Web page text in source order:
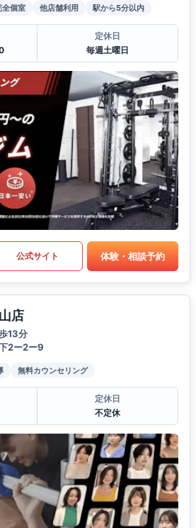
全個室 他店舗利用 駅から5分以内
定休日
毎週土曜日
公式サイト 体験・相談予約
店
13分
2ー2ー9
無料カウンセリング
定休日
不定休